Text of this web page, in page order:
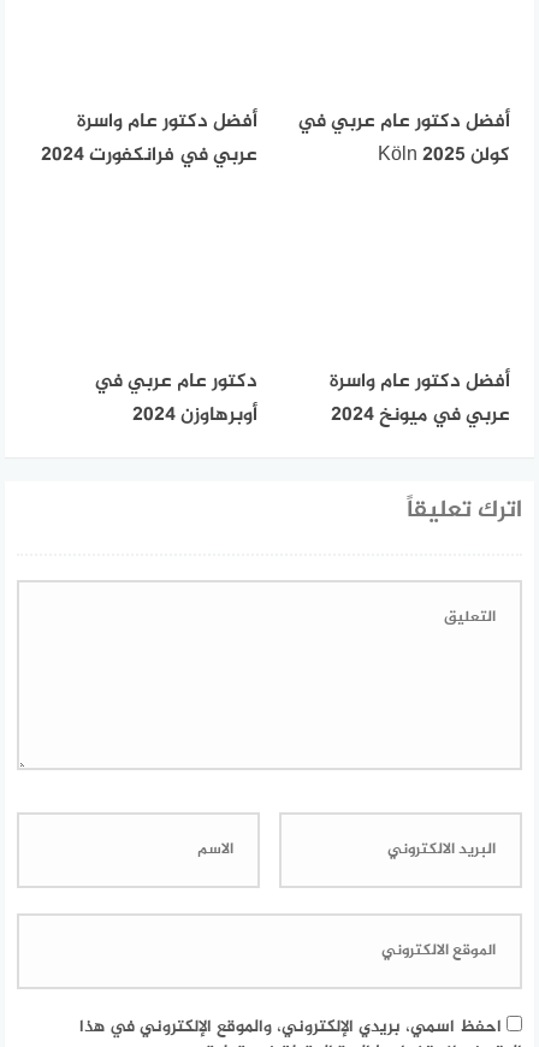
أفضل دكتور عام عربي في
كولن Köln 2025
أفضل دكتور عام واسرة
عربي في فرانكفورت 2024
أفضل دكتور عام واسرة
عربي في ميونخ 2024
دكتور عام عربي في
أوبرهاوزن 2024
اترك تعليقاً
احفظ اسمي، بريدي الإلكتروني، والموقع الإلكتروني في هذا